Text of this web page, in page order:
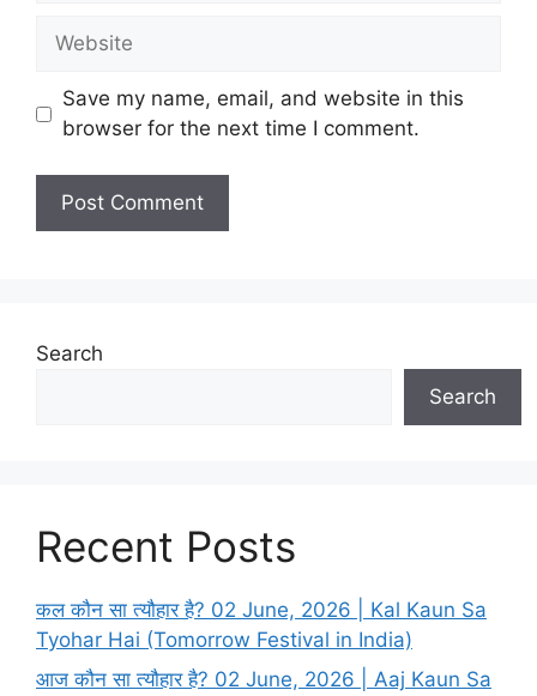
s
t
Save my name, email, and website in this
browser for the next time I comment.
Search
Search
Recent Posts
कल कौन सा त्यौहार है? 02 June, 2026 | Kal Kaun Sa
Tyohar Hai (Tomorrow Festival in India)
आज कौन सा त्यौहार है? 02 June, 2026 | Aaj Kaun Sa